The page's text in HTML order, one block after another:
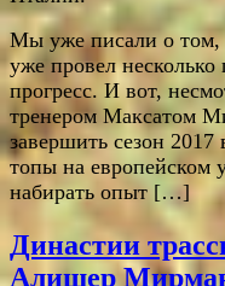
Мы уже писали о том,
уже провел
прогресс. И вот,
тренером Максатом
завершить сезон
топы на европейском
набирать опыт […]
Династии
Алишер